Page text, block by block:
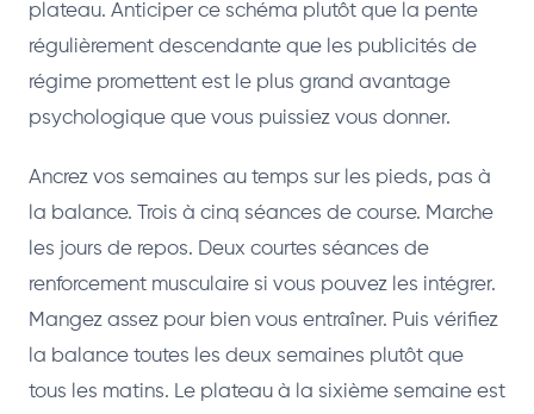
plateau. Anticiper ce schéma plutôt que la pente
régulièrement descendante que les publicités de
régime promettent est le plus grand avantage
psychologique que vous puissiez vous donner.
Ancrez vos semaines au temps sur les pieds, pas à
la balance. Trois à cinq séances de course. Marche
les jours de repos. Deux courtes séances de
renforcement musculaire si vous pouvez les intégrer.
Mangez assez pour bien vous entraîner. Puis vérifiez
la balance toutes les deux semaines plutôt que
tous les matins. Le plateau à la sixième semaine est